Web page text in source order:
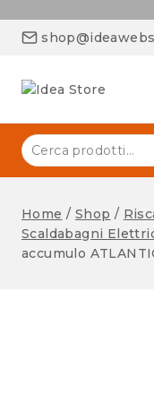
Home / Shop /
Scaldabagni
accumulo